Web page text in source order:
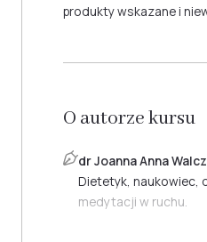
produkty wskazane i
O autorze kursu
dr Joanna Anna
Dietetyk, naukowiec,
medytacji w ruchu.